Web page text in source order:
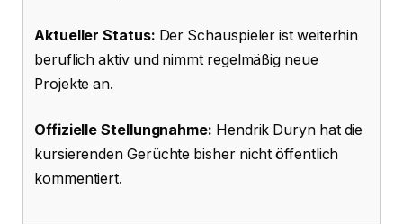
Aktueller Status: Der Schauspieler ist weiterhin
beruflich aktiv und nimmt regelmäßig neue
Projekte an.
Offizielle Stellungnahme: Hendrik Duryn hat die
kursierenden Gerüchte bisher nicht öffentlich
kommentiert.